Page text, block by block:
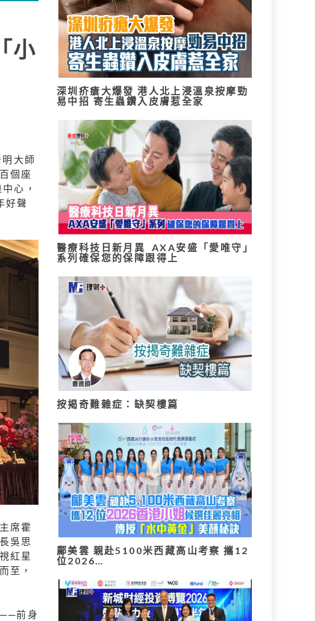
小
大師
個座
心，
好聲
席霍
吳思
紅星
至，
前身
深圳疥瘡大爆發 港人北上浸溫泉按摩勁
易中招 寄生蟲鑽入皮膚惹全家
醫療科技日新月異 AXA安盛「愛唯守」
系列確保您的保障跟得上
按揭奇難雜症：缺契樓篇
鄺美雲 親赴5100米西藏高山考察 攜12
位2026…